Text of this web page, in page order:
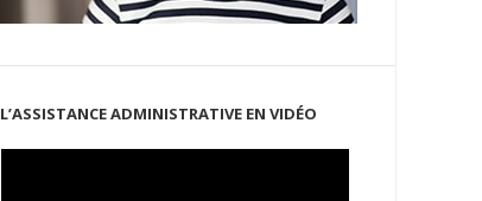
L’ASSISTANCE ADMINISTRATIVE EN VIDÉO